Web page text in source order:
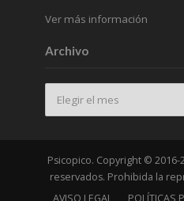
Ver más información
Archivo
Archivo
Psicopico. Copyright ©
reservados. Prohibida la
AVISO LEGAL
POLÍTICAS